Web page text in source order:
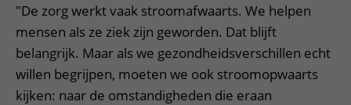
"De zorg werkt vaak stroomafwaarts. We helpen
mensen als ze ziek zijn geworden. Dat blijft
belangrijk. Maar als we gezondheidsverschillen echt
willen begrijpen, moeten we ook stroomopwaarts
kijken: naar de omstandigheden die eraan